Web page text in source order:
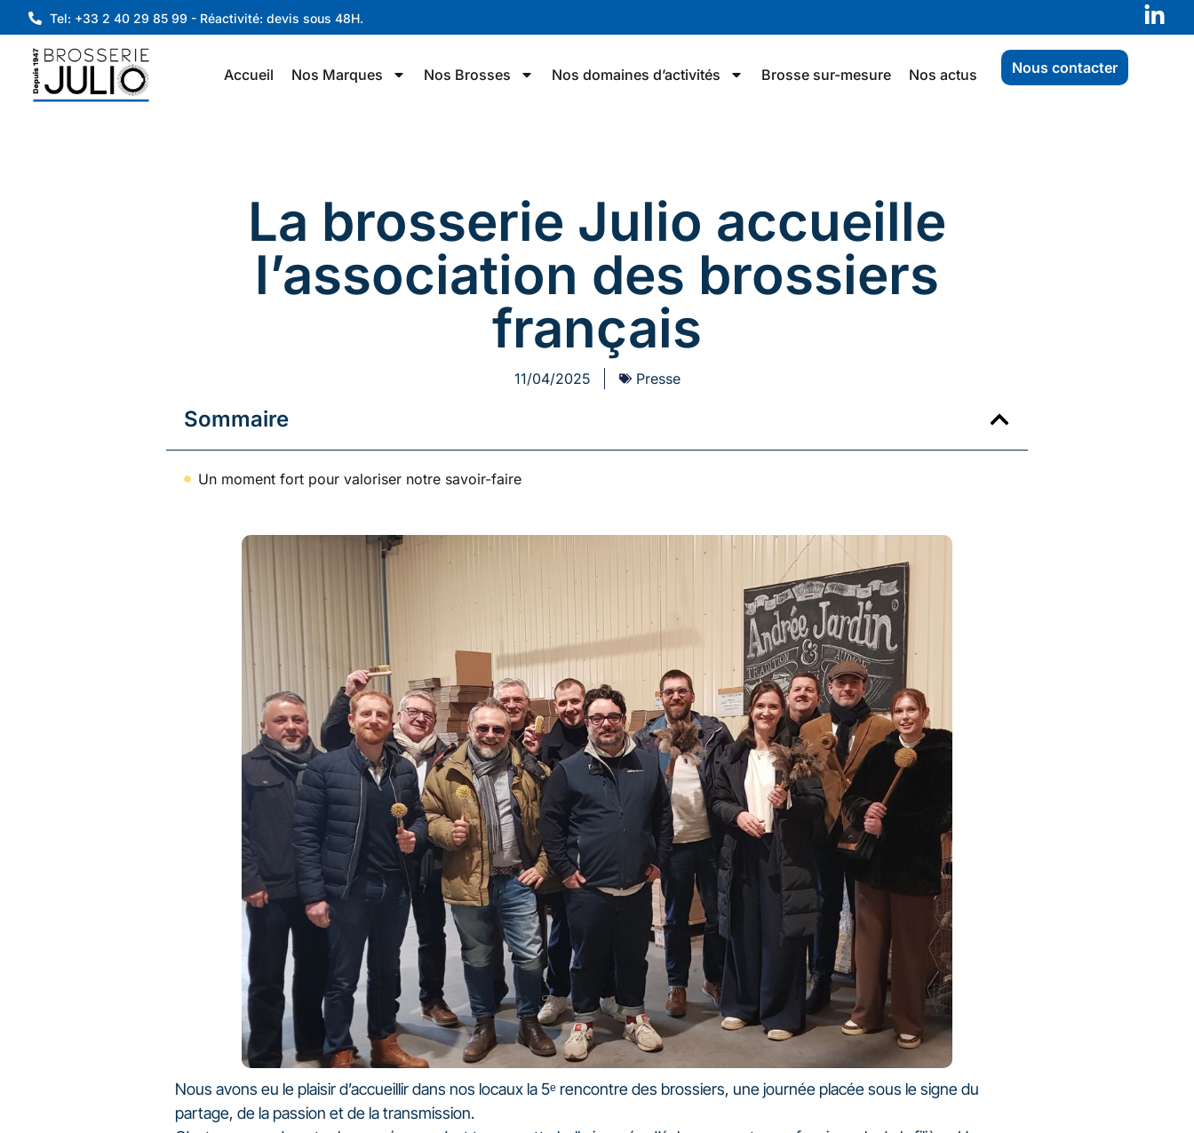
Tel: +33 2 40 29 85 99 - Réactivité: devis sous 48H.
Accueil Nos Marques Nos Brosses Nos domaines d’activités Brosse sur-mesure Nos actus Nous contacter
La brosserie Julio accueille
l’association des brossiers
français
11/04/2025 Presse
Sommaire
Un moment fort pour valoriser notre savoir-faire
Nous avons eu le plaisir d’accueillir dans nos locaux la 5ᵉ rencontre des brossiers, une journée placée sous le signe du
partage, de la passion et de la transmission.